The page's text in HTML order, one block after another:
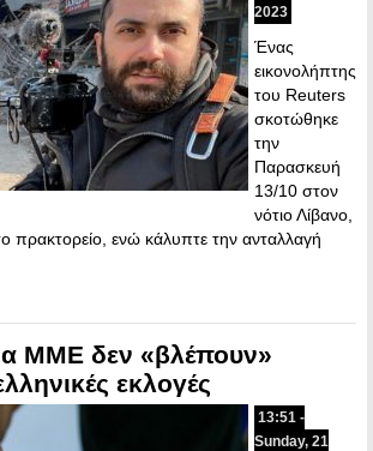
2023
Ένας
εικονολήπτης
του Reuters
σκοτώθηκε
την
Παρασκευή
13/10 στον
νότιο Λίβανο,
πρακτορείο, ενώ κάλυπτε την ανταλλαγή
ΜΜΕ δεν «βλέπουν»
εκλογές
13:51 -
Sunday, 21